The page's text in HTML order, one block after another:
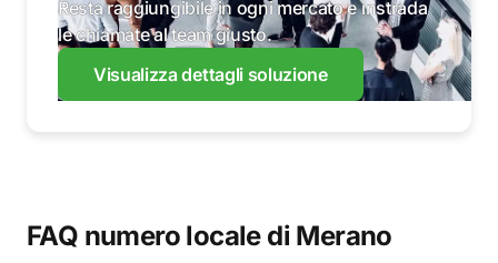
Resta raggiungibile in ogni mercato e instrada
le chiamate al team giusto.
Visualizza dettagli soluzione
FAQ numero locale di Merano